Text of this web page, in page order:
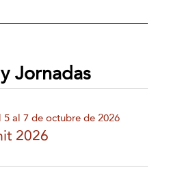
Jornadas
5 al 7 de octubre de 2026
2026